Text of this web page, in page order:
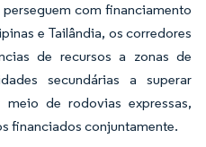
com financiamento
e Tailândia, os corredores
de recursos a zonas de
secundárias a superar
de rodovias expressas,
financiados conjuntamente.